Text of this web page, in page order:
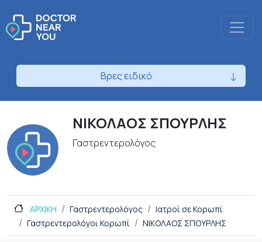
Βρες ειδικό
ΝΙΚΟΛΑΟΣ ΣΠΟΥΡΛΗΣ
Γαστρεντερολόγος
ΑΡΧΙΚΗ Γαστρεντερολόγος
Ιατροί σε Κορωπί
Γαστρεντερολόγοι Κορωπί
ΝΙΚΟΛΑΟΣ ΣΠΟΥΡΛΗΣ